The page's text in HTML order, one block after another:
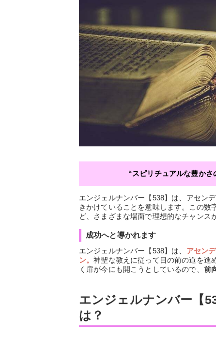
“スピリチュアルな豊か
エンジェルナンバー【538】は、アセン
きかけていることを意味します。この数
ど、さまざまな場面で理想的なチャンス
成功へと導かれます
エンジェルナンバー【538】は、 アセン
ン。神聖な教えに従って目の前の道を進
く扉が今にも開こうとしているので、 前
エンジェルナンバー【
は？